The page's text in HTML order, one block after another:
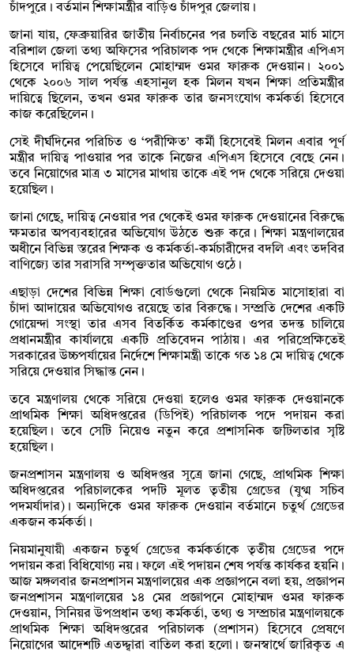
চাঁদপুরে। বর্তমান শিক্ষামন্ত্রীর বাড়িও চাঁদপুর জেলায়।
জানা যায়, ফেব্রুয়ারির জাতীয় নির্বাচনের পর চলতি বছরের মার্চ মাসে
বরিশাল জেলা তথ্য অফিসের পরিচালক পদ থেকে শিক্ষামন্ত্রীর এপিএস
হিসেবে দায়িত্ব পেয়েছিলেন মোহাম্মদ ওমর ফারুক দেওয়ান। ২০০১
থেকে ২০০৬ সাল পর্যন্ত এহসানুল হক মিলন যখন শিক্ষা প্রতিমন্ত্রীর
দায়িত্বে ছিলেন, তখন ওমর ফারুক তার জনসংযোগ কর্মকর্তা হিসেবে
কাজ করেছিলেন।
সেই দীর্ঘদিনের পরিচিত ও ‘পরীক্ষিত’ কর্মী হিসেবেই মিলন এবার পূর্ণ
মন্ত্রীর দায়িত্ব পাওয়ার পর তাকে নিজের এপিএস হিসেবে বেছে নেন।
তবে নিয়োগের মাত্র ৩ মাসের মাথায় তাকে এই পদ থেকে সরিয়ে দেওয়া
হয়েছিল।
জানা গেছে, দায়িত্ব নেওয়ার পর থেকেই ওমর ফারুক দেওয়ানের বিরুদ্ধে
ক্ষমতার অপব্যবহারের অভিযোগ উঠতে শুরু করে। শিক্ষা মন্ত্রণালয়ের
অধীনে বিভিন্ন স্তরের শিক্ষক ও কর্মকর্তা-কর্মচারীদের বদলি এবং তদবির
বাণিজ্যে তার সরাসরি সম্পৃক্ততার অভিযোগ ওঠে।
এছাড়া দেশের বিভিন্ন শিক্ষা বোর্ডগুলো থেকে নিয়মিত মাসোহারা বা
চাঁদা আদায়ের অভিযোগও রয়েছে তার বিরুদ্ধে। সম্প্রতি দেশের একটি
গোয়েন্দা সংস্থা তার এসব বিতর্কিত কর্মকাণ্ডের ওপর তদন্ত চালিয়ে
প্রধানমন্ত্রীর কার্যালয়ে একটি প্রতিবেদন পাঠায়। এর পরিপ্রেক্ষিতেই
সরকারের উচ্চপর্যায়ের নির্দেশে শিক্ষামন্ত্রী তাকে গত ১৪ মে দায়িত্ব থেকে
সরিয়ে দেওয়ার সিদ্ধান্ত নেন।
তবে মন্ত্রণালয় থেকে সরিয়ে দেওয়া হলেও ওমর ফারুক দেওয়ানকে
প্রাথমিক শিক্ষা অধিদপ্তরের (ডিপিই) পরিচালক পদে পদায়ন করা
হয়েছিল। তবে সেটি নিয়েও নতুন করে প্রশাসনিক জটিলতার সৃষ্টি
হয়েছিল।
জনপ্রশাসন মন্ত্রণালয় ও অধিদপ্তর সূত্রে জানা গেছে, প্রাথমিক শিক্ষা
অধিদপ্তরের পরিচালকের পদটি মূলত তৃতীয় গ্রেডের (যুগ্ম সচিব
পদমর্যাদার)। অন্যদিকে ওমর ফারুক দেওয়ান বর্তমানে চতুর্থ গ্রেডের
একজন কর্মকর্তা।
নিয়মানুযায়ী একজন চতুর্থ গ্রেডের কর্মকর্তাকে তৃতীয় গ্রেডের পদে
পদায়ন করা বিধিযোগ্য নয়। ফলে এই পদায়ন শেষ পর্যন্ত কার্যকর হয়নি।
আজ মঙ্গলবার জনপ্রশাসন মন্ত্রণালয়ের এক প্রজ্ঞাপনে বলা হয়, প্রজ্ঞাপন
জনপ্রশাসন মন্ত্রণালয়ের ১৪ মের প্রজ্ঞাপনে মোহাম্মদ ওমর ফারুক
দেওয়ান, সিনিয়র উপপ্রধান তথ্য কর্মকর্তা, তথ্য ও সম্প্রচার মন্ত্রণালয়কে
প্রাথমিক শিক্ষা অধিদপ্তরের পরিচালক (প্রশাসন) হিসেবে প্রেষণে
নিয়োগের আদেশটি এতদ্দ্বারা বাতিল করা হলো। জনস্বার্থে জারিকৃত এ